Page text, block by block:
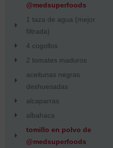
@medsuperfoods
1 taza de agua (mejor
filtrada)
4 cogollos
2 tomates maduros
aceitunas negras
deshuesadas
alcaparras
albahaca
tomillo en polvo de
@medsuperfoods